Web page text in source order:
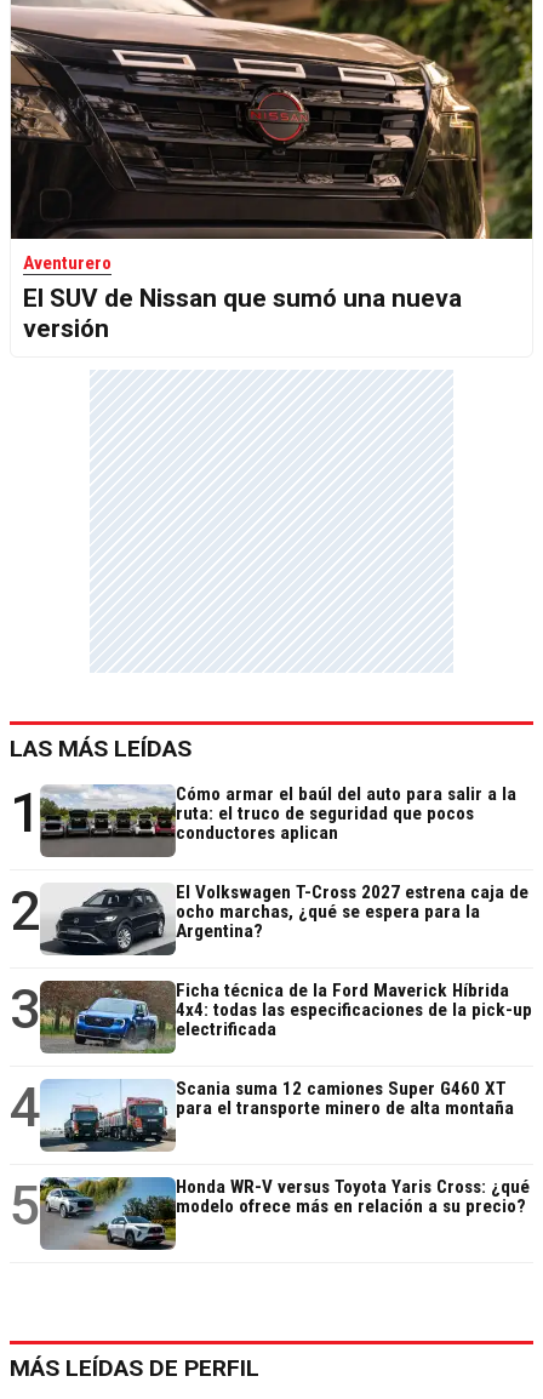
Aventurero
El SUV de Nissan que sumó una nueva
versión
LAS MÁS LEÍDAS
1
Cómo armar el baúl del auto para salir a la
ruta: el truco de seguridad que pocos
conductores aplican
2
El Volkswagen T-Cross 2027 estrena caja de
ocho marchas, ¿qué se espera para la
Argentina?
3
Ficha técnica de la Ford Maverick Híbrida
4x4: todas las especificaciones de la pick-up
electrificada
4
Scania suma 12 camiones Super G460 XT
para el transporte minero de alta montaña
5
Honda WR-V versus Toyota Yaris Cross: ¿qué
modelo ofrece más en relación a su precio?
MÁS LEÍDAS DE PERFIL